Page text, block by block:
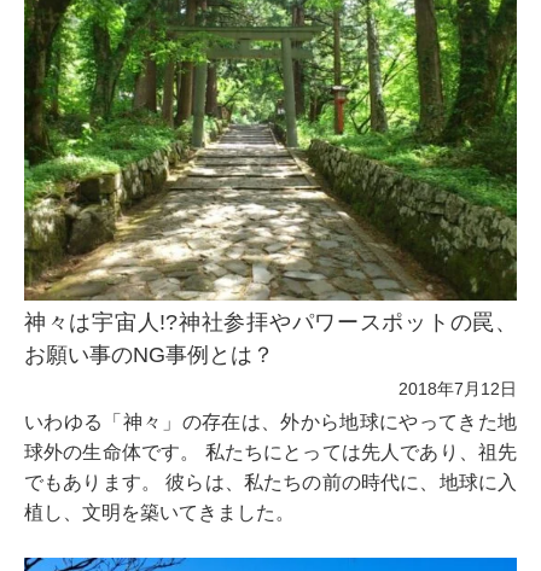
神々は宇宙人!?神社参拝やパワースポットの罠、
お願い事のNG事例とは？
2018年7月12日
いわゆる「神々」の存在は、外から地球にやってきた地
球外の生命体です。 私たちにとっては先人であり、祖先
でもあります。 彼らは、私たちの前の時代に、地球に入
植し、文明を築いてきました。